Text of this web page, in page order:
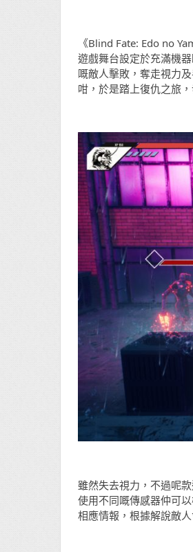
《Blind Fate: Edo no
遊戲舞台設定於充滿機
嘅敵人擊敗，奪走視力
咁，於是踏上復仇之旅
雖然失去視力，不過呢
使用不同嘅傳感器仲可
相應情報，根據解說敵